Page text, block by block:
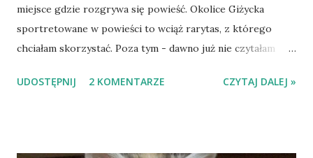
miejsce gdzie rozgrywa się powieść. Okolice Giżycka
sportretowane w powieści to wciąż rarytas, z którego
chciałam skorzystać. Poza tym - dawno już nie czytałam
debiutującej na tym polu Agnieszki Jeż. Bohaterowie
UDOSTĘPNIJ 2 KOMENTARZE CZYTAJ DALEJ »